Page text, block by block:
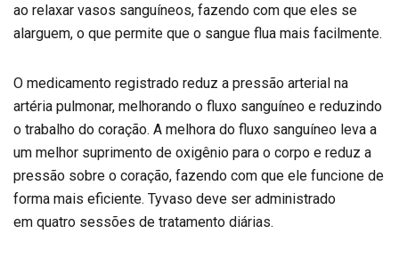
ao relaxar vasos sanguíneos, fazendo com que eles se
alarguem, o que permite que o sangue flua mais facilmente.
O medicamento registrado reduz a pressão arterial na
artéria pulmonar, melhorando o fluxo sanguíneo e reduzindo
o trabalho do coração. A melhora do fluxo sanguíneo leva a
um melhor suprimento de oxigênio para o corpo e reduz a
pressão sobre o coração, fazendo com que ele funcione de
forma mais eficiente. Tyvaso deve ser administrado
em quatro sessões de tratamento diárias.